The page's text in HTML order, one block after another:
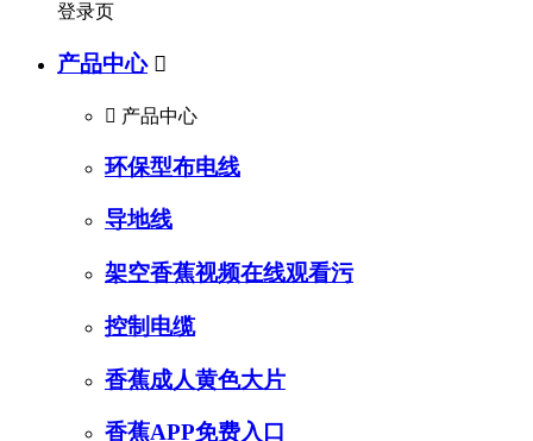
登录页
产品中心 
 产品中心
环保型布电线
导地线
架空香蕉视频在线观看污
控制电缆
香蕉成人黄色大片
香蕉APP免费入口